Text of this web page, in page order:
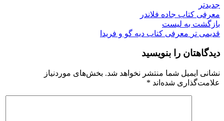
جدیدتر
معرفی کتاب جاده فلاندر
بازگشت به لیست
قدیمی تر معرفی کتاب دیه گو و فریدا
دیدگاهتان را بنویسید
نشانی ایمیل شما منتشر نخواهد شد. بخش‌های موردنیاز
علامت‌گذاری شده‌اند *